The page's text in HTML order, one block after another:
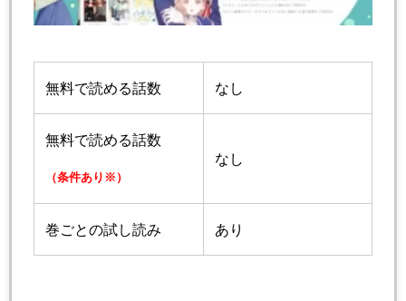
無料で読める話数 なし
無料で読める話数
（条件あり※）
なし
巻ごとの試し読み あり